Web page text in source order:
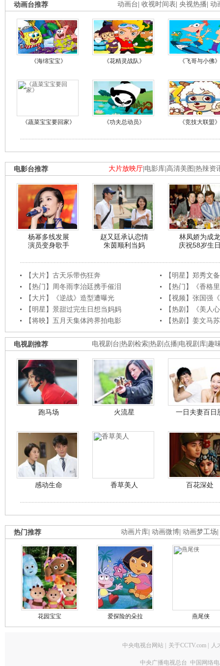
动画台 收视时间表 央视热播 动
动画台推荐
《海绵宝宝》 《花精灵战队》 《飞哥与小佛》
《蔬菜宝宝要回家》 《功夫总动员》 《竞技大联盟》
大片放映厅 电影库 高清美图 热辣资
电影台推荐
杨幂多线发展
演员变身歌手
赵又廷承认恋情
朱茵顺利当妈
林凤娇为成龙
庆祝58岁生
【大片】古天乐带伤狂奔
【明星】郑秀文
【热门】周冬雨李治廷携手催泪
【热门】《香格
【大片】《逆战》造型遭曝光
【视频】张国强
【明星】景甜过完生日想当妈妈
【热剧】《美人
【将映】五月天集体跨界拍电影
【热剧】姜文马
电视剧台 热剧检索 热剧点播 电视剧库 趣
电视剧推荐
跑马场 火流星 一日夫妻百日
感动生命 香草美人 百花深处
动画片库 动画微博 动画梦工场
热门推荐
花园宝宝 爱探险的朵拉 燕尾侠
中央电视台网站 关于CCTV.com 人
中央广播电视总台 中国网络